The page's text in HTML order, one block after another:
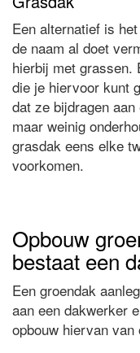
Een alternatief is
de naam al doet
hierbij met
die je hiervoor kunt
dat ze bijdragen
maar weinig
grasdak eens elke
voorkomen.
Opbouw
bestaat een
Een groendak
aan een dakwerker
opbouw hiervan